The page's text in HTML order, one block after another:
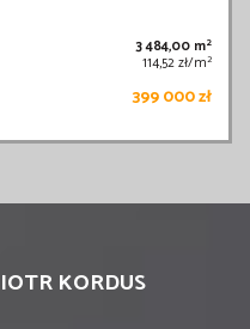
3 484,00 m2
114,52 zł/m2
399 000 zł
KORDUS